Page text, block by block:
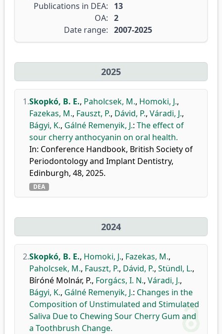
Publications in DEA:
13
OA: 2
Date range: 2007-2025
2025
1.Skopkó, B. E., Paholcsek, M., Homoki, J.,
Fazekas, M., Fauszt, P., Dávid, P., Váradi, J.,
Bágyi, K., Gálné Remenyik, J.: The effect of
sour cherry anthocyanin on oral health.
In: Conference Handbook, British Society of
Periodontology and Implant Dentistry,
Edinburgh, 48, 2025.
DEA
2024
2.Skopkó, B. E., Homoki, J., Fazekas, M.,
Paholcsek, M., Fauszt, P., Dávid, P., Stündl, L.,
Bíróné Molnár, P., Forgács, I. N., Váradi, J.,
Bágyi, K., Gálné Remenyik, J.: Changes in the
Composition of Unstimulated and Stimulated
Saliva Due to Chewing Sour Cherry Gum and
a Toothbrush Change.